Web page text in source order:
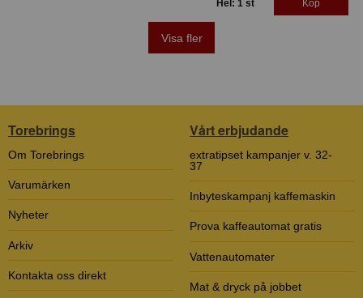
Hel: 1 st Köp
Visa fler
Torebrings
Om Torebrings
Varumärken
Nyheter
Arkiv
Kontakta oss direkt
Vårt erbjudande
extratipset kampanjer v. 32-
37
Inbyteskampanj kaffemaskin
Prova kaffeautomat gratis
Vattenautomater
Mat & dryck på jobbet